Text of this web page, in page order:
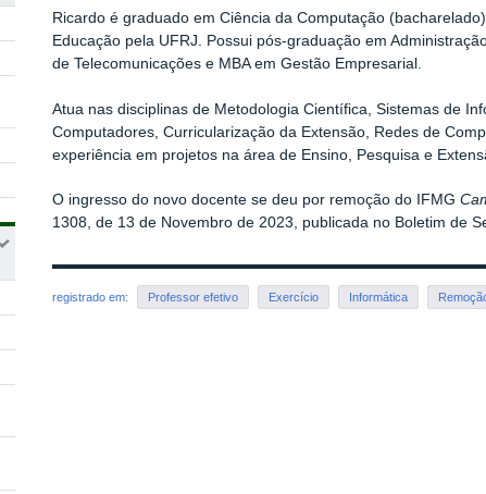
Ricardo é graduado em Ciência da Computação
Educação pela UFRJ. Possui pós-graduação em
de Telecomunicações e MBA em Gestão Empresarial.
Atua nas disciplinas de Metodologia Científica, Sistemas de
Computadores, Curricularização da Extensão, Redes de
experiência em projetos na área de Ensino, Pesquisa e
O ingresso do novo docente se deu por remoção do IFMG
1308, de 13 de Novembro de 2023, publicada no Boletim de
registrado em: Professor efetivo Exercício Informática